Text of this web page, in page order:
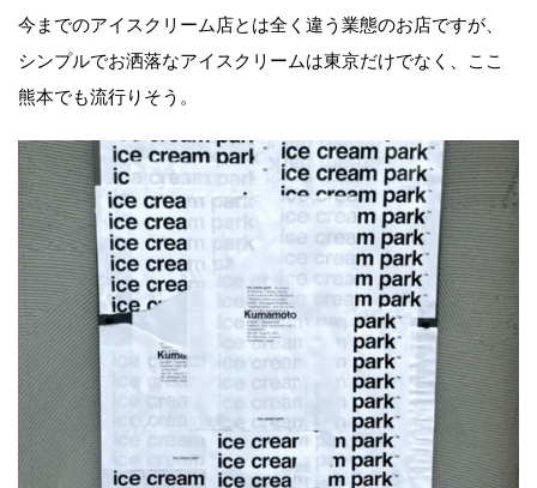
今までのアイスクリーム店とは全く違う業態のお店ですが、
シンプルでお洒落なアイスクリームは東京だけでなく、ここ
熊本でも流行りそう。